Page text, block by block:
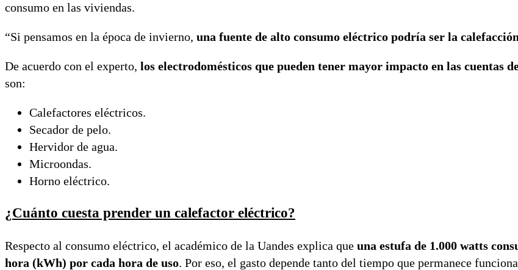
consumo en las viviendas.
“Si pensamos en la época de invierno, una fuente de alto consumo eléctrico podría ser la
De acuerdo con el experto, los electrodomésticos que pueden tener mayor impacto en las cuentas
son:
Calefactores eléctricos.
Secador de pelo.
Hervidor de agua.
Microondas.
Horno eléctrico.
¿Cuánto cuesta prender un calefactor eléctrico?
Respecto al consumo eléctrico, el académico de la Uandes explica que una estufa de 1.000 watts
hora (kWh) por cada hora de uso. Por eso, el gasto depende tanto del tiempo que permanece